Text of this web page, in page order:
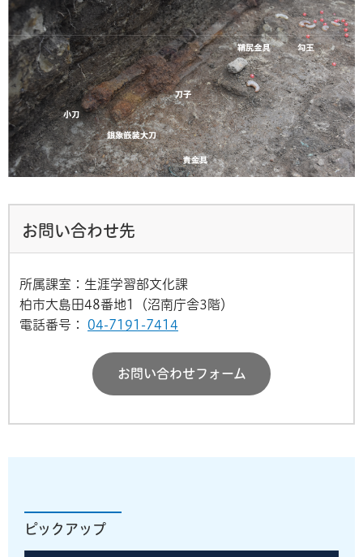
お問い合わせ先
所属課室：生涯学習部文化課
柏市大島田48番地1（沼南庁舎3階）
電話番号：
04-7191-7414
お問い合わせフォーム
ピックアップ